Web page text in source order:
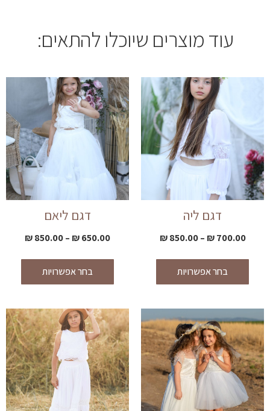
עוד מוצרים שיוכלו להתאים:
דגם ליה
700.00
₪
–
850.00
₪
בחר אפשרויות
דגם ליאם
650.00
₪
–
850.00
₪
בחר אפשרויות